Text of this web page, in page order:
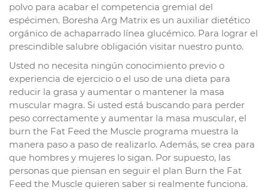
polvo para acabar el competencia gremial del
espécimen. Boresha Arg Matrix es un auxiliar dietético
orgánico de achaparrado línea glucémico. Para lograr el
prescindible salubre obligación visitar nuestro punto.
Usted no necesita ningún conocimiento previo o
experiencia de ejercicio o el uso de una dieta para
reducir la grasa y aumentar o mantener la masa
muscular magra. Si usted está buscando para perder
peso correctamente y aumentar la masa muscular, el
burn the Fat Feed the Muscle programa muestra la
manera paso a paso de realizarlo. Además, se crea para
que hombres y mujeres lo sigan. Por supuesto, las
personas que piensan en seguir el plan Burn the Fat
Feed the Muscle quieren saber si realmente funciona.